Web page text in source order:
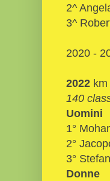
2^
3^
2020 -
2022 km
140
Uomini
1°
2°
3°
Donne